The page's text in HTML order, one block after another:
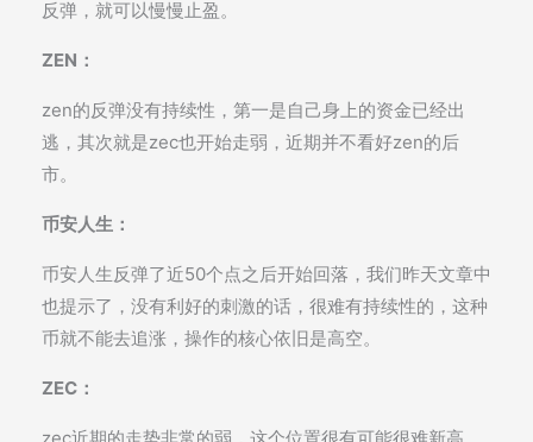
反弹，就可以慢慢止盈。
ZEN：
zen的反弹没有持续性，第一是自己身上的资金已经出
逃，其次就是zec也开始走弱，近期并不看好zen的后
市。
币安人生：
币安人生反弹了近50个点之后开始回落，我们昨天文章中
也提示了，没有利好的刺激的话，很难有持续性的，这种
币就不能去追涨，操作的核心依旧是高空。
ZEC：